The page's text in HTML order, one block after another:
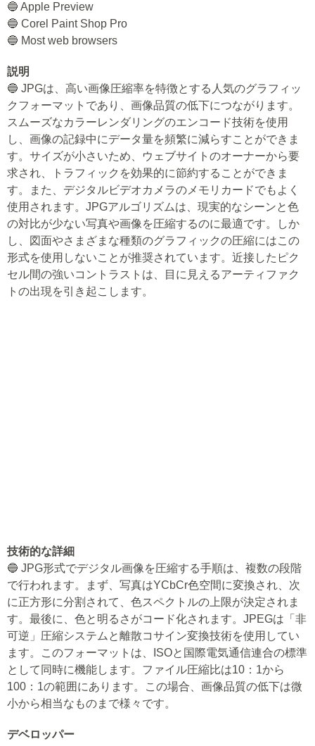
🔵 Apple Preview
🔵 Corel Paint Shop Pro
🔵 Most web browsers
説明
🔵 JPGは、高い画像圧縮率を特徴とする人気のグラフィッ
クフォーマットであり、画像品質の低下につながります。
スムーズなカラーレンダリングのエンコード技術を使用
し、画像の記録中にデータ量を頻繁に減らすことができま
す。サイズが小さいため、ウェブサイトのオーナーから要
求され、トラフィックを効果的に節約することができま
す。また、デジタルビデオカメラのメモリカードでもよく
使用されます。JPGアルゴリズムは、現実的なシーンと色
の対比が少ない写真や画像を圧縮するのに最適です。しか
し、図面やさまざまな種類のグラフィックの圧縮にはこの
形式を使用しないことが推奨されています。近接したピク
セル間の強いコントラストは、目に見えるアーティファク
トの出現を引き起こします。
技術的な詳細
🔵 JPG形式でデジタル画像を圧縮する手順は、複数の段階
で行われます。まず、写真はYCbCr色空間に変換され、次
に正方形に分割されて、色スペクトルの上限が決定されま
す。最後に、色と明るさがコード化されます。JPEGは「非
可逆」圧縮システムと離散コサイン変換技術を使用してい
ます。このフォーマットは、ISOと国際電気通信連合の標準
として同時に機能します。ファイル圧縮比は10：1から
100：1の範囲にあります。この場合、画像品質の低下は微
小から相当なものまで様々です。
デベロッパー